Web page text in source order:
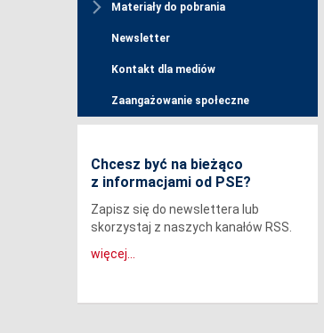
Materiały do pobrania
Newsletter
Kontakt dla mediów
Zaangażowanie społeczne
Chcesz być na bieżąco
z informacjami od PSE?
Zapisz się do newslettera lub
skorzystaj z naszych kanałów RSS.
więcej...